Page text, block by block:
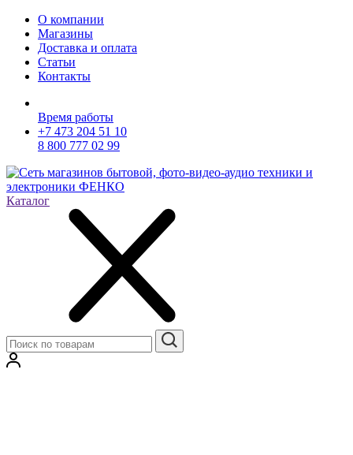
О компании
Магазины
Доставка и оплата
Статьи
Контакты
Время работы
+7 473 204 51 10
8 800 777 02 99
Каталог